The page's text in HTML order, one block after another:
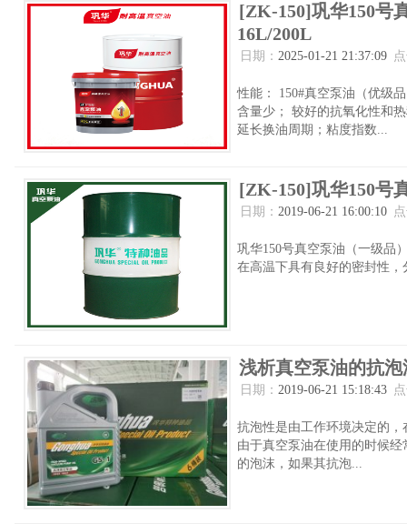
[ZK-150]巩华150号
16L/200L
日期： 2025-01-21 21:37:09
性能： 150#真空泵油（优级
含量少； 较好的抗氧化性和
延长换油周期；粘度指数...
[ZK-150]巩华150号
日期： 2019-06-21 16:00:10
巩华150号真空泵油（一级品
在高温下具有良好的密封性
浅析真空泵油的抗
日期： 2019-06-21 15:18:43
抗泡性是由工作环境决定的
由于真空泵油在使用的时候
的泡沫，如果其抗泡...